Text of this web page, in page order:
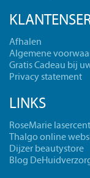
Afhalen
Algemene
Gratis Cadeau bij
Privacy statement
LINKS
RoseMarie
Thalgo online
Dijzer beautystore
Blog